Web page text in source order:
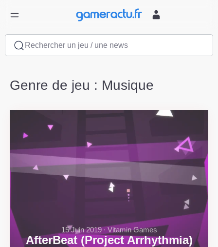
Rechercher un jeu / une news
Genre de jeu : Musique
AfterBeat (Project Arrhythmia)
15 Juin 2019 ∙ Vitamin Games